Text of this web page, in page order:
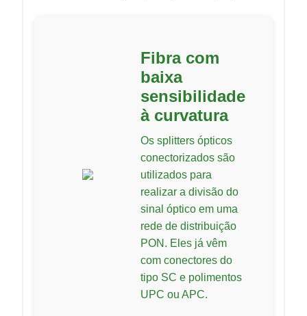
Fibra com
baixa
sensibilidade
à curvatura
Os splitters ópticos
conectorizados são
utilizados para
realizar a divisão do
sinal óptico em uma
rede de distribuição
PON. Eles já vêm
com conectores do
tipo SC e polimentos
UPC ou APC.